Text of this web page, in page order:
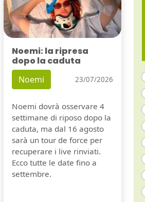
Noemi: la ripresa
dopo la caduta
Noemi 23/07/2026
Noemi dovrà osservare 4
settimane di riposo dopo la
caduta, ma dal 16 agosto
sarà un tour de force per
recuperare i live rinviati.
Ecco tutte le date fino a
settembre.